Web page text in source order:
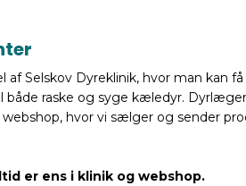
Selskov Dyreklinik, hvor man kan
raske og syge kæledyr.
hvor vi sælger og sender
er ens i klinik og webshop.